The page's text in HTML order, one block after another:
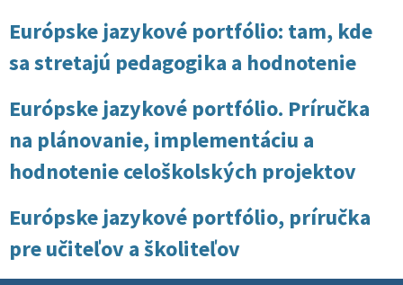
Európske jazykové portfólio: tam, kde
sa stretajú pedagogika a hodnotenie
Európske jazykové portfólio. Príručka
na plánovanie, implementáciu a
hodnotenie celoškolských projektov
Európske jazykové portfólio, príručka
pre učiteľov a školiteľov